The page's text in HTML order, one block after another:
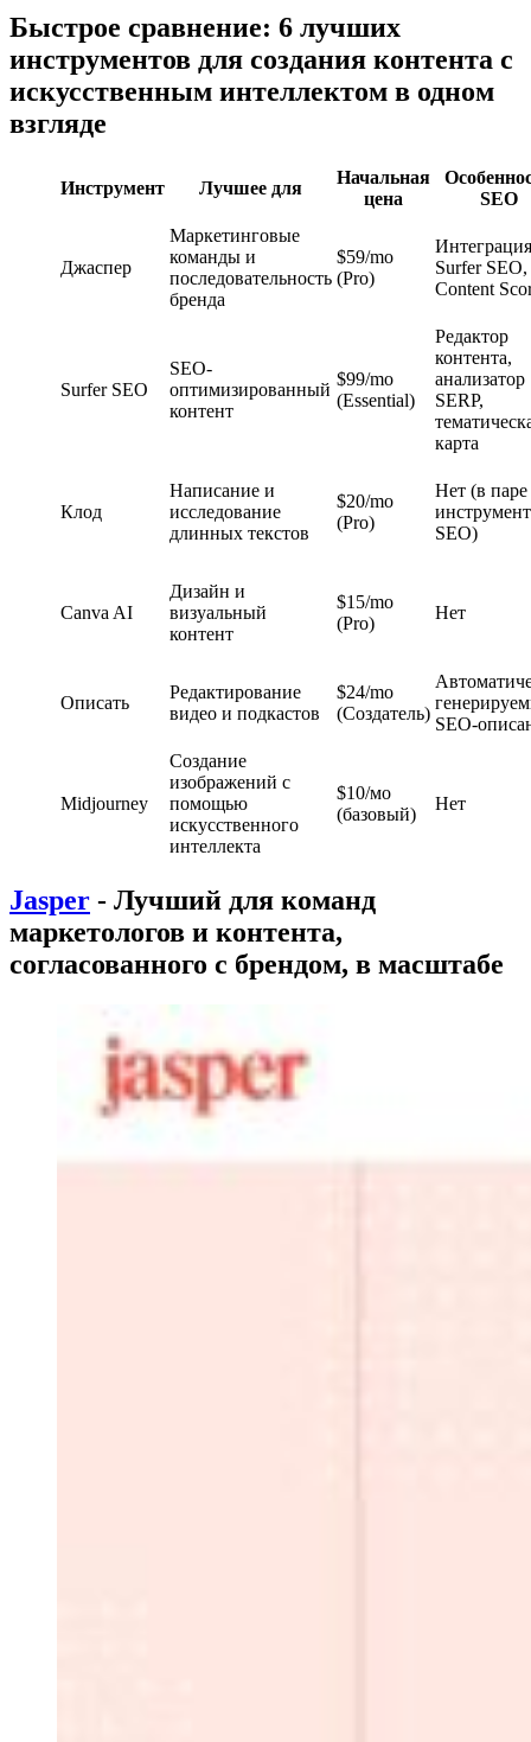
Быстрое сравнение: 6 лучших
инструментов для создания контента с
искусственным интеллектом в одном
взгляде
Инструмент Лучшее для
Начальная
цена
SEO
Джаспер
Маркетинговые
команды и
последовательность
бренда
$59/mo
(Pro)
Интеграция
Surfer SEO,
Content
Surfer SEO
SEO-
оптимизированный
контент
$99/mo
(Essential)
Редактор
контента,
анализатор
SERP,
карта
Клод
Написание и
исследование
длинных текстов
$20/mo
(Pro)
Нет (в паре
SEO)
Canva AI
Дизайн и
визуальный
контент
$15/mo
(Pro)
Нет
Описать
Редактирование
видео и подкастов
$24/mo
(Создатель)
SEO-
Midjourney
Создание
изображений с
помощью
искусственного
интеллекта
$10/мо
(базовый)
Нет
Jasper - Лучший для команд
маркетологов и контента,
согласованного с брендом, в масштабе